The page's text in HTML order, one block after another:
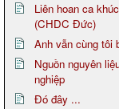
Liên hoan ca
(CHDC Đức)
Anh vẫn cùng tôi
Nguồn nguyên
nghiệp
Đó đây ...